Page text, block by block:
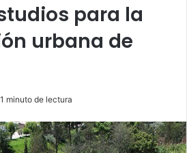
para la
urbana de
1 minuto de lectura